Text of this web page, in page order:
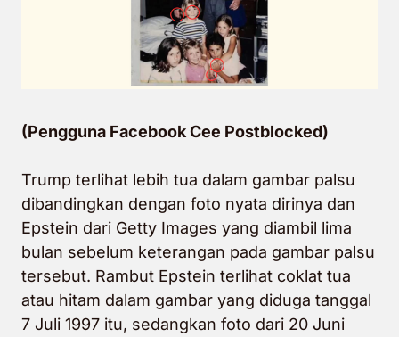
(Pengguna Facebook Cee Postblocked)
Trump terlihat lebih tua dalam gambar palsu
dibandingkan dengan foto nyata dirinya dan
Epstein dari Getty Images yang diambil lima
bulan sebelum keterangan pada gambar palsu
tersebut. Rambut Epstein terlihat coklat tua
atau hitam dalam gambar yang diduga tanggal
7 Juli 1997 itu, sedangkan foto dari 20 Juni